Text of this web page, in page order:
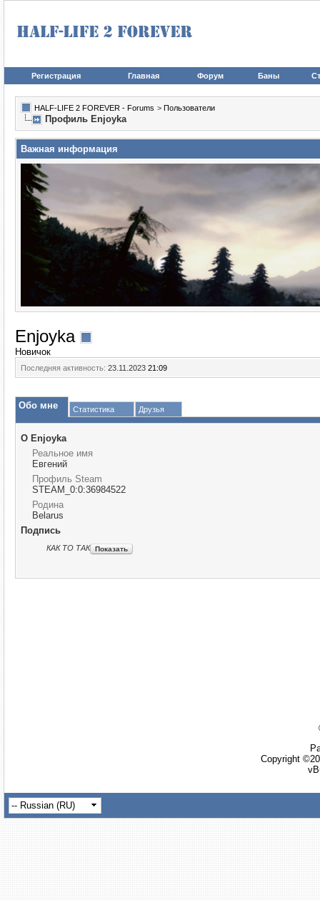
Регистрация Главная Форум Баны
HALF-LIFE 2 FOREVER - Forums > Пользователи
Профиль Enjoyka
Важная информация
Enjoyka
Новичок
Последняя активность: 23.11.2023 21:09
Обо мне Статистика Друзья
О Enjoyka
Реальное имя
Евгений
Профиль Steam
STEAM_0:0:36984522
Родина
Belarus
Подпись
КАК ТО ТАК
Copyright